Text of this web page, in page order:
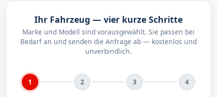
Ihr Fahrzeug — vier kurze Schritte
Marke und Modell sind vorausgewählt. Sie passen bei
Bedarf an und senden die Anfrage ab — kostenlos und
unverbindlich.
1 2 3 4